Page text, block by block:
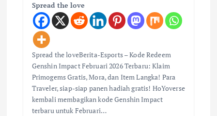
Spread the love
Spread the loveBerita-Esports – Kode Redeem
Genshin Impact Februari 2026 Terbaru: Klaim
Primogems Gratis, Mora, dan Item Langka! Para
Traveler, siap-siap panen hadiah gratis! HoYoverse
kembali membagikan kode Genshin Impact
terbaru untuk Februari…